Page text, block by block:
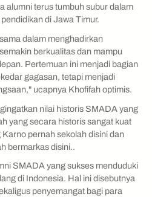
alumni terus tumbuh subur dalam
di Jawa Timur.
dalam menghadirkan
berkualitas dan mampu
Pertemuan ini menjadi bagian
gagasan, tetapi menjadi
ucapnya Khofifah optimis.
nilai historis SMADA yang
yang secara historis sangat kuat
pernah sekolah disini dan
bermarkas disini..
SMADA yang sukses menduduki
di Indonesia. Hal ini disebutnya
penyemangat bagi para